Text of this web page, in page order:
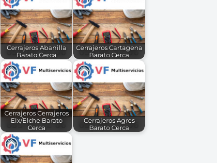
Cerrajeros Abanilla
Barato Cerca
Cerrajeros Cartagena
Barato Cerca
Cerrajeros Cerrajeros
Elx/Elche Barato
Cerca
Cerrajeros Agres
Barato Cerca